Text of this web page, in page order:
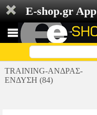
E-shop.gr App
TRAINING-ΑΝΔΡΑΣ-
ΕΝΔΥΣΗ (84)